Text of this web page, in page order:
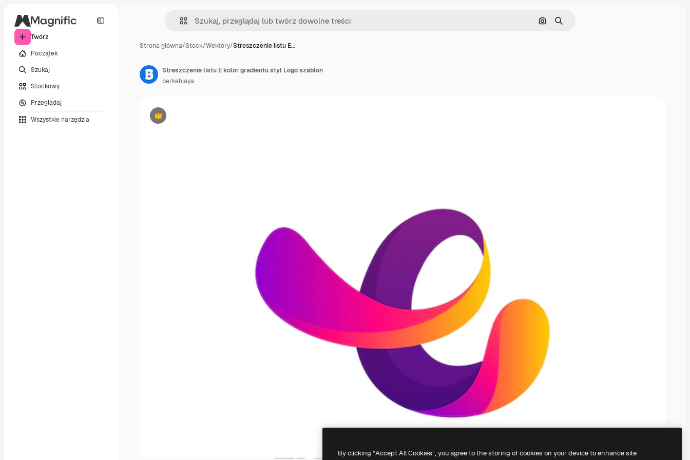
Twórz
Początek
Szukaj
Stockowy
Przeglądaj
Wszystkie narzędzia
Szukaj według obrazu
Szukaj
Strona główna/Stock/Wektory/Streszczenie listu E…
Premium
Streszczenie listu E kolor gradientu styl Logo szablon
berkahjaya
By clicking “Accept All Cookies”, you agree to the storing of cookies on your device to enhance site